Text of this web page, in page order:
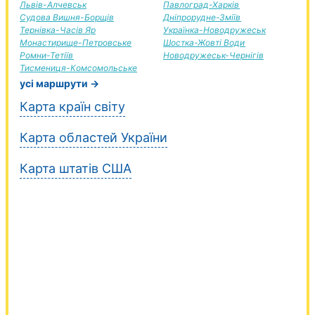
Львів-Алчевськ
Судова Вишня-Борщів
Тернівка-Часів Яр
Монастирище-Петровське
Ромни-Тетіїв
Тисмениця-Комсомольське
Павлоград-Харків
Дніпрорудне-Зміїв
Українка-Новодружеськ
Шостка-Жовті Води
Новодружеськ-Чернігів
усі маршрути →
Карта країн світу
Карта областей України
Карта штатів США